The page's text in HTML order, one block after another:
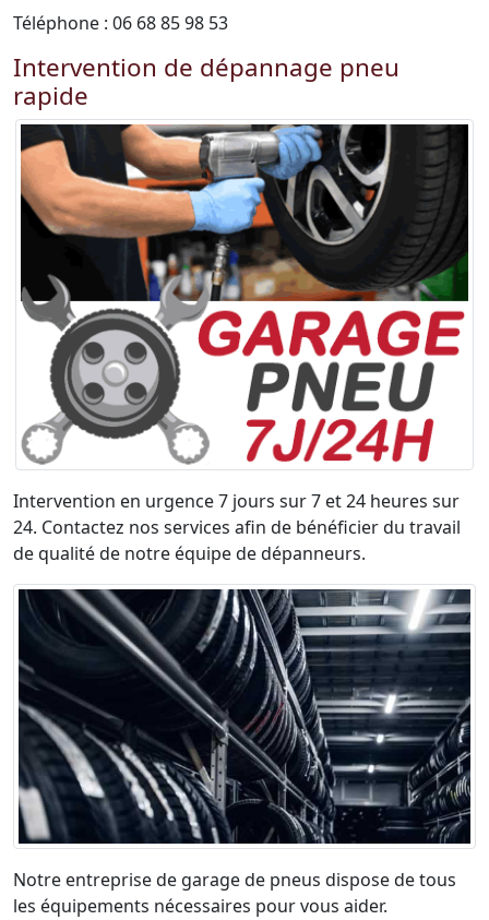
Téléphone : 06 68 85 98 53
Intervention de dépannage pneu
rapide
Intervention en urgence 7 jours sur 7 et 24 heures sur
24. Contactez nos services afin de bénéficier du travail
de qualité de notre équipe de dépanneurs.
Notre entreprise de garage de pneus dispose de tous
les équipements nécessaires pour vous aider.